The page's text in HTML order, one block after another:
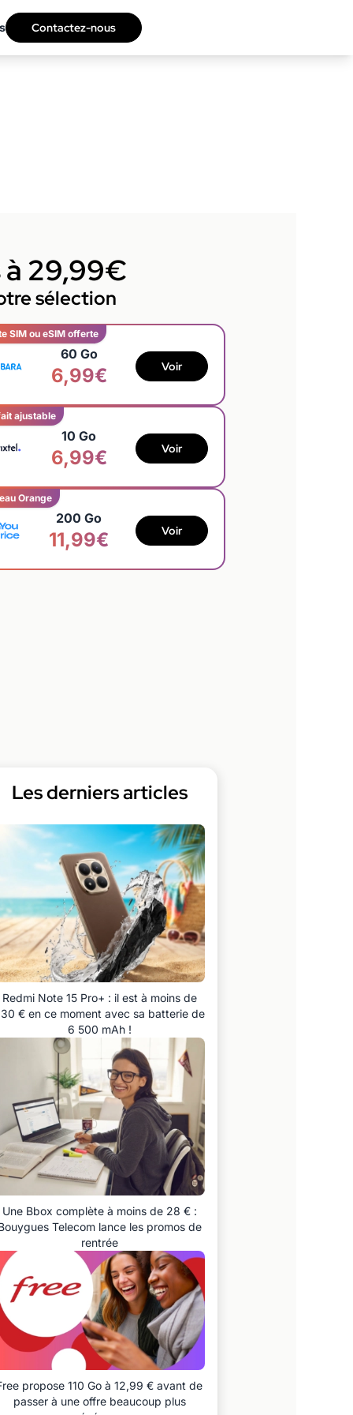
Contactez-nous
à 29,99€
sélection
SIM ou eSIM offerte
60 Go
6,99€ Voir
ajustable
10 Go
6,99€ Voir
Orange
200 Go
11,99€ Voir
Les derniers articles
Redmi Note 15 Pro+ : il est à moins de
€ en ce moment avec sa batterie de
6 500 mAh !
Une Bbox complète à moins de 28 € :
Telecom lance les promos de
rentrée
propose 110 Go à 12,99 € avant de
passer à une offre beaucoup plus